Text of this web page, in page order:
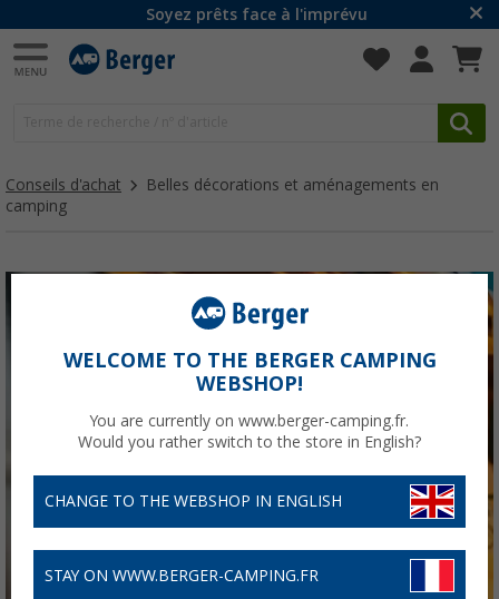
Soyez prêts face à l'imprévu
Conseils d'achat
Belles décorations et aménagements en
camping
WELCOME TO THE BERGER CAMPING
WEBSHOP!
You are currently on www.berger-camping.fr.
Would you rather switch to the store in English?
CHANGE TO THE WEBSHOP IN ENGLISH
STAY ON WWW.BERGER-CAMPING.FR